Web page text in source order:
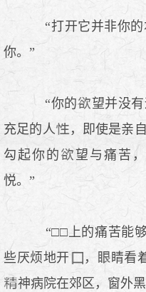
“打开它并非你的
你。”
“你的
望并没
充足的人
，即使是亲
勾起你的
望与痛苦
悦。”
“□□上的痛苦能
些厌烦地开
， 睛看
神病院在郊区，窗外